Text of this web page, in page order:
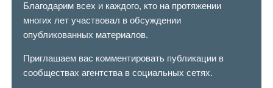
Благодарим всех и каждого, кто на протяжении
многих лет участвовал в обсуждении
опубликованных материалов.
Приглашаем вас комментировать публикации в
сообществах агентства в социальных сетях.